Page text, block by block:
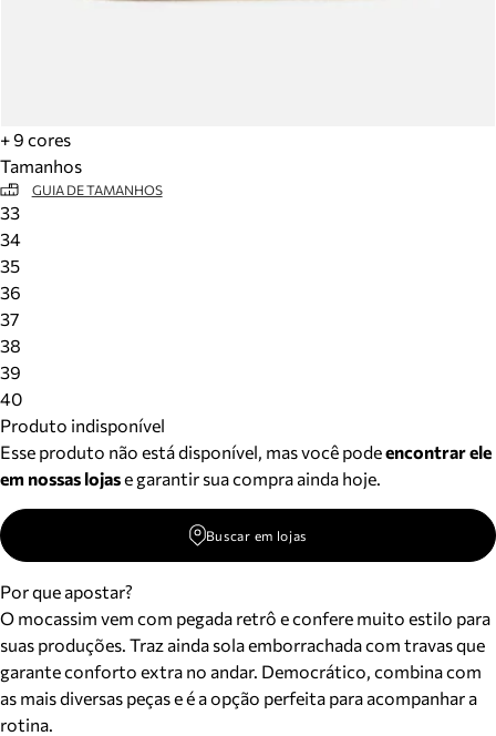
+ 9 cores
Tamanhos
GUIA DE TAMANHOS
33
34
35
36
37
38
39
40
Produto indisponível
Esse produto não está disponível, mas você podeencontrar ele
em nossas lojase garantir sua compra ainda hoje.
Buscar em lojas
Por que apostar?
O mocassim vem com pegada retrô e confere muito estilo para
suas produções. Traz ainda sola emborrachada com travas que
garante conforto extra no andar. Democrático, combina com
as mais diversas peças e é a opção perfeita para acompanhar a
rotina.